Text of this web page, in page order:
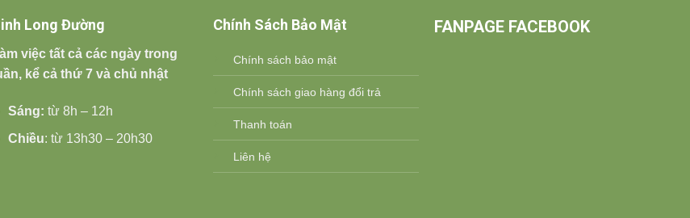
Long Đường
việc tất cả các ngày trong
kể cả thứ 7 và chủ nhật
Sáng:từ 8h – 12h
Chiều: từ 13h30 – 20h30
Chính Sách Bảo Mật
Chính sách bảo mật
Chính sách giao hàng đổi trả
Thanh toán
Liên hệ
FANPAGE FACEBOOK